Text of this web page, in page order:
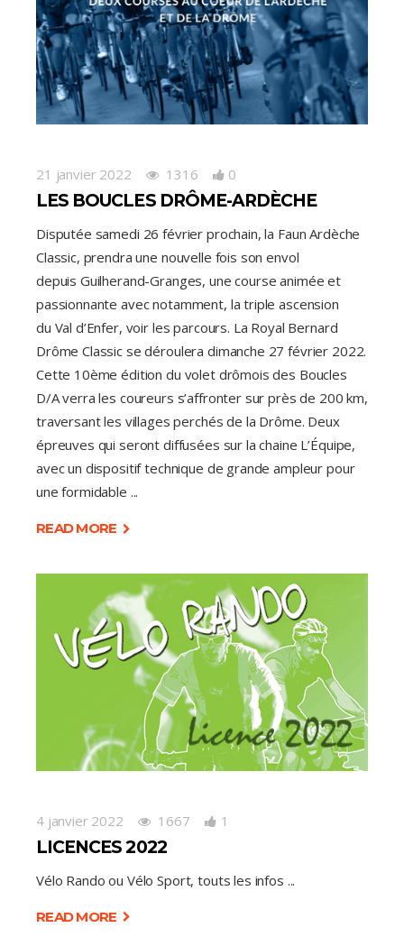
21 janvier 2022 1316 0
LES BOUCLES DRÔME-ARDÈCHE
Disputée samedi 26 février prochain, la Faun Ardèche
Classic, prendra une nouvelle fois son envol
depuis Guilherand-Granges, une course animée et
passionnante avec notamment, la triple ascension
du Val d’Enfer, voir les parcours. La Royal Bernard
Drôme Classic se déroulera dimanche 27 février 2022.
Cette 10ème édition du volet drômois des Boucles
D/A verra les coureurs s’affronter sur près de 200 km,
traversant les villages perchés de la Drôme. Deux
épreuves qui seront diffusées sur la chaine L’Équipe,
avec un dispositif technique de grande ampleur pour
une formidable
READ MORE
4 janvier 2022 1667 1
LICENCES 2022
Vélo Rando ou Vélo Sport, touts les infos
READ MORE